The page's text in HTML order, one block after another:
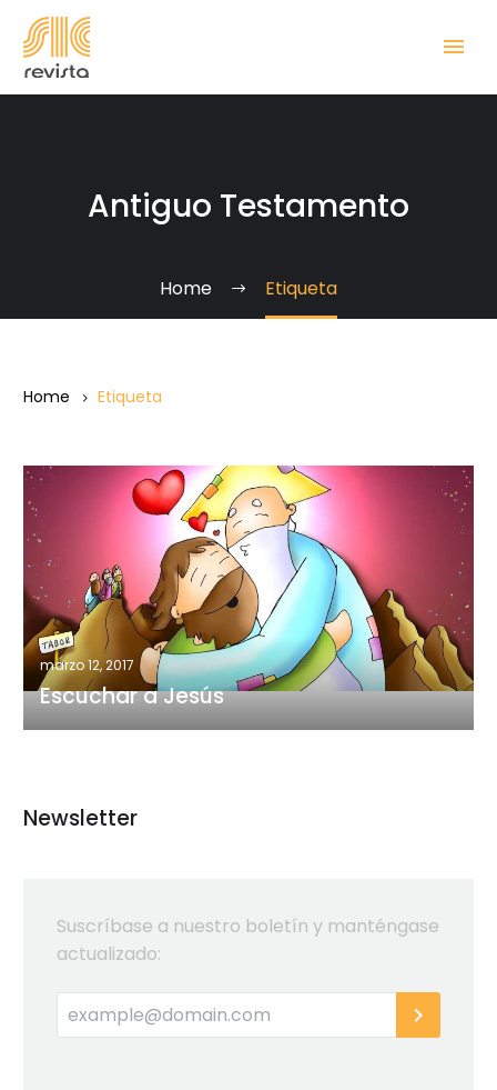
Antiguo Testamento
Home Etiqueta
Home Etiqueta
Escuchar
a
Jesús
marzo 12, 2017
Escuchar a Jesús
Newsletter
Suscríbase a nuestro boletín y manténgase
actualizado: